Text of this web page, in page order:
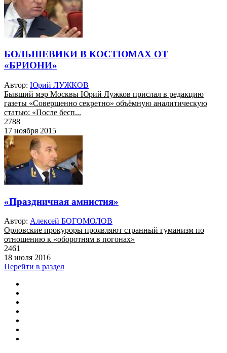
БОЛЬШЕВИКИ В КОСТЮМАХ ОТ
«БРИОНИ»
Автор: Юрий ЛУЖКОВ
Бывший мэр Москвы Юрий Лужков прислал в редакцию
газеты «Совершенно секретно» объёмную аналитическую
статью: «После бесп...
2788
17 ноября 2015
«Праздничная амнистия»
Автор: Алексей БОГОМОЛОВ
Орловские прокуроры проявляют странный гуманизм по
отношению к «оборотням в погонах»
2461
18 июля 2016
Перейти в раздел